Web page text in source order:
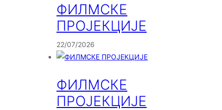
ФИЛМСКЕ
ПРОЈЕКЦИЈЕ
22/07/2026
ФИЛМСКЕ
ПРОЈЕКЦИЈЕ